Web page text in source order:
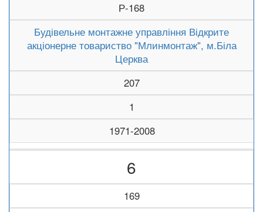
Р-168
Будівельне монтажне управління Відкрите
акціонерне товариство "Млинмонтаж", м.Біла
Церква
207
1
1971-2008
6
169